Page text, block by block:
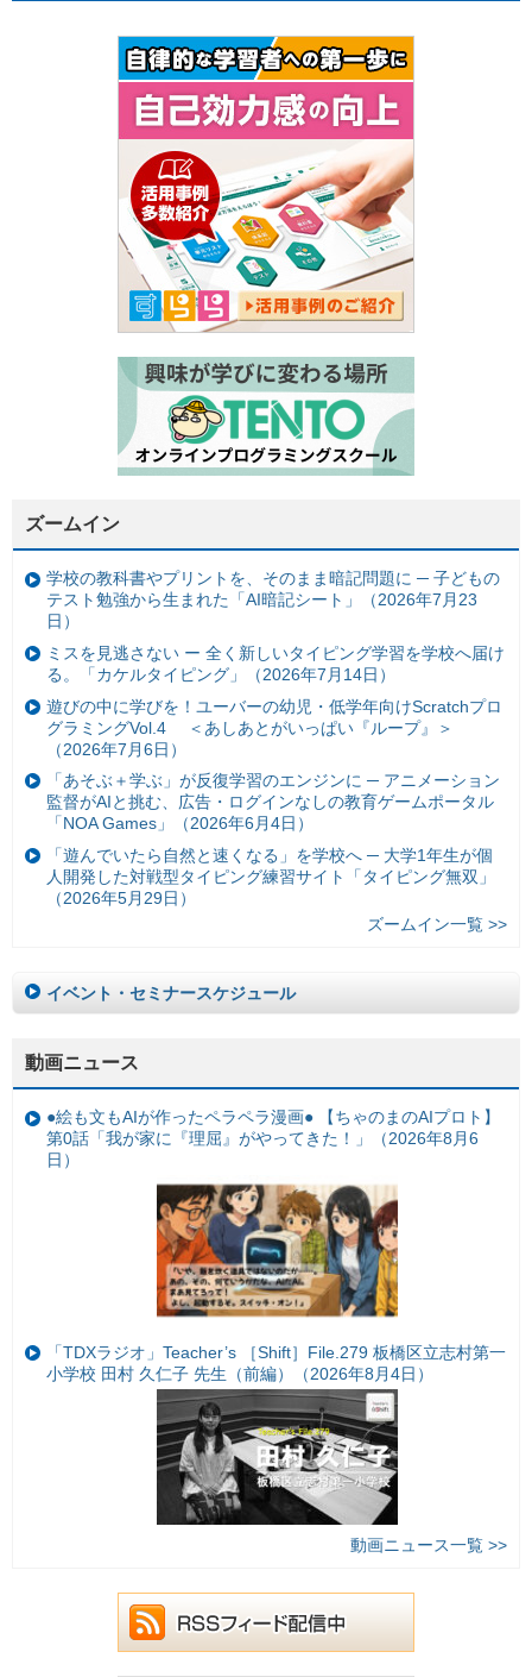
ズームイン
学校の教科書やプリントを、そのまま暗記問題に ─ 子どもの
テスト勉強から生まれた「AI暗記シート」（2026年7月23
日）
ミスを見逃さない ー 全く新しいタイピング学習を学校へ届け
る。「カケルタイピング」（2026年7月14日）
遊びの中に学びを！ユーバーの幼児・低学年向けScratchプロ
グラミングVol.4 ＜あしあとがいっぱい『ループ』＞
（2026年7月6日）
「あそぶ＋学ぶ」が反復学習のエンジンに ─ アニメーション
監督がAIと挑む、広告・ログインなしの教育ゲームポータル
「NOA Games」（2026年6月4日）
「遊んでいたら自然と速くなる」を学校へ ─ 大学1年生が個
人開発した対戦型タイピング練習サイト「タイピング無双」
（2026年5月29日）
ズームイン一覧 >>
イベント・セミナースケジュール
動画ニュース
●絵も文もAIが作ったペラペラ漫画● 【ちゃのまのAIプロト】
第0話「我が家に『理屈』がやってきた！」（2026年8月6
日）
「TDXラジオ」Teacher’s ［Shift］File.279 板橋区立志村第一
小学校 田村 久仁子 先生（前編）（2026年8月4日）
動画ニュース一覧 >>